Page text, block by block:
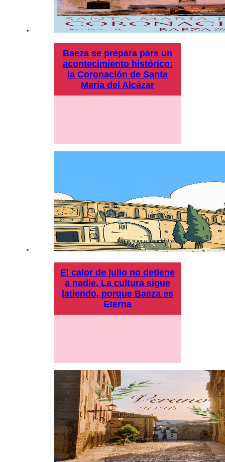
Baeza se prepara para un
acontecimiento histórico:
la Coronación de Santa
María del Alcázar
El calor de julio no detiene
a nadie. La cultura sigue
latiendo, porque Baeza es
Eterna